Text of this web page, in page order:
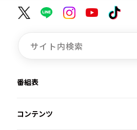
番組表
コンテンツ